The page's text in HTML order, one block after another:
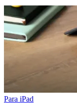
Para iPad